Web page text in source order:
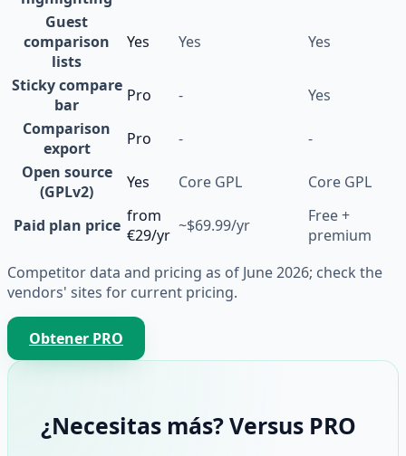
Guest
comparison
lists
Yes Yes Yes
Sticky compare
bar
Pro -
Yes
Comparison
export
Pro -
-
Open source
(GPLv2)
Yes Core GPL Core GPL
Paid plan price from
€29/yr ~$69.99/yr
Free +
premium
Competitor data and pricing as of June 2026; check the
vendors' sites for current pricing.
Obtener PRO
¿Necesitas más? Versus PRO